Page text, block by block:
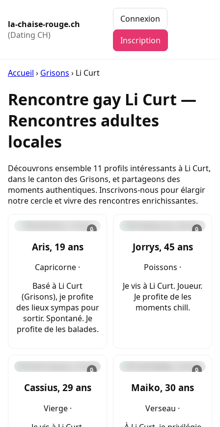
la-chaise-rouge.ch
(Dating CH)
Connexion
Inscription
Accueil › Grisons › Li Curt
Rencontre gay Li Curt —
Rencontres adultes
locales
Découvrons ensemble 11 profils intéressants à Li Curt,
dans le canton des Grisons, et partageons des
moments authentiques. Inscrivons-nous pour élargir
notre cercle et vivre des rencontres enrichissantes.
🔒
Aris, 19 ans
Capricorne ·
Basé à Li Curt
(Grisons), je profite
des lieux sympas pour
sortir. Spontané. Je
profite de les balades.
🔒
Jorrys, 45 ans
Poissons ·
Je vis à Li Curt. Joueur.
Je profite de les
moments chill.
🔒
Cassius, 29 ans
Vierge ·
🔒
Maiko, 30 ans
Verseau ·